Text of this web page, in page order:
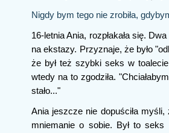
Nigdy bym tego nie zrobiła,
16-letnia Ania, rozpłakała się.
na ekstazy. Przyznaje, że było
że był też szybki seks w
wtedy na to zgodziła.
stało..."
Ania jeszcze nie dopuściła
mniemanie o sobie. Był to